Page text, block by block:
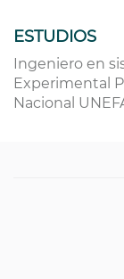
ESTUDIOS
Ingeniero en
Experimental
Nacional